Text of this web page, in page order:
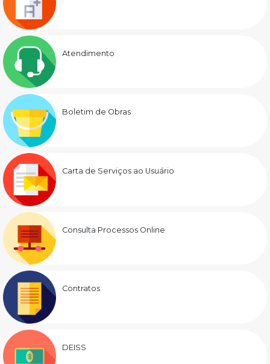
Atendimento
Boletim de Obras
Carta de Serviços ao Usuário
Consulta Processos Online
Contratos
DEISS